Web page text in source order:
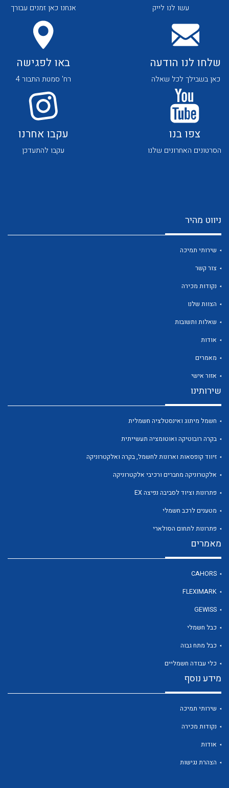
לכל מוצרי היצרן
לכל מוצרי היצרן
לכל מוצרי היצרן
לכל מוצרי היצרן
עשו לנו לייק אנחנו כאן זמנים עבורך
שלחו לנו הודעה
כאן בשבילך לכל שאלה
באו לפגישה
רח' סמטת התבור 4
צפו בנו
הסרטונים האחרונים שלנו
עקבו אחרנו
עקבו להתעדכן
ניווט מהיר
שירותי תמיכה
צור קשר
נקודות מכירה
הצוות שלנו
שאלות ותשובות
אודות
מאמרים
אזור אישי
שירותינו
חשמל מיתוג ואינסטלציה חשמלית
בקרה רובוטיקה ואוטומציה תעשייתית
זיווד קופסאות וארונות לחשמל, בקרה ואלקטרוניקה
אלקטרוניקה מחברים ורכיבי אלקטרוניקה
פתרונות וציוד לסביבה נפיצה EX
מטענים לרכב חשמלי
פתרונות לתחום הסולארי
מאמרים
CAHORS
FLEXIMARK
GEWISS
כבל חשמלי
כבל מתח גבוה
כלי עבודה חשמליים
מידע נוסף
שירותי תמיכה
נקודות מכירה
אודות
הצהרת נגישות